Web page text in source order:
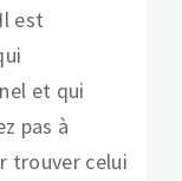
est
et qui
pas à
trouver celui